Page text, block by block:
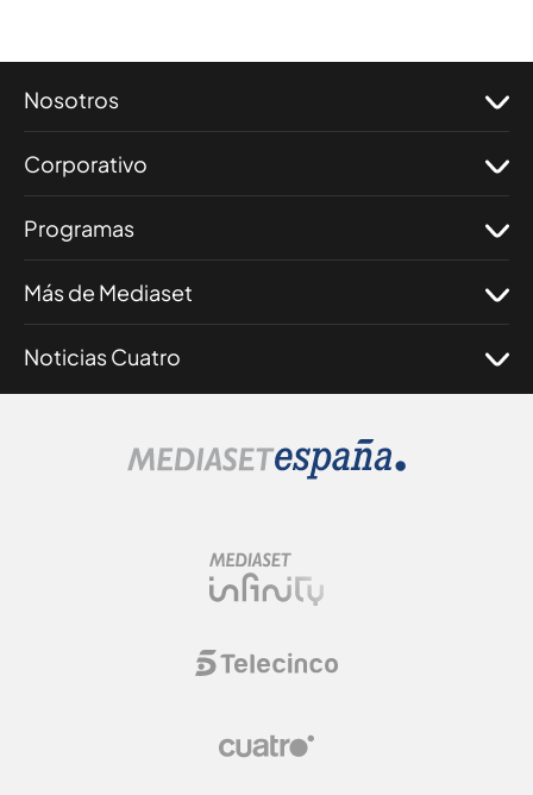
Nosotros
Corporativo
Programas
Más de Mediaset
Noticias Cuatro